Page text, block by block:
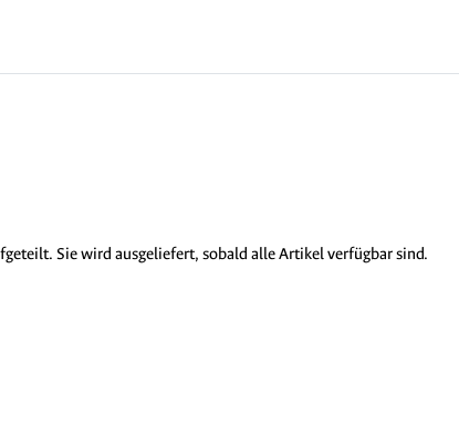
Sie wird ausgeliefert, sobald alle Artikel verfügbar sind.